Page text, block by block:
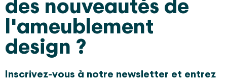
des nouveautés de
l'ameublement
design ?
Inscrivez-vous à notre newsletter et entrez